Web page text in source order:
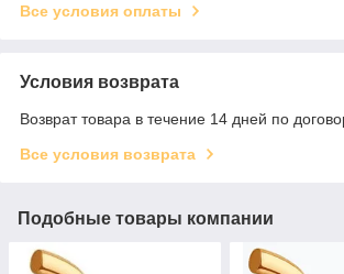
Все условия оплаты
Условия возврата
Возврат товара в течение 14 дней по
Все условия возврата
Подобные товары компании